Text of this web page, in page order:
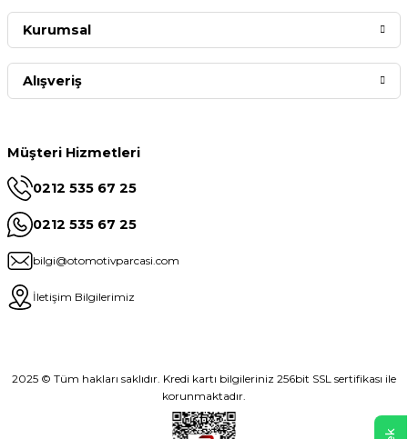
Müşteri Hizmetleri
0212 535 67 25
0212 535 67 25
bilgi@otomotivparcasi.com
İletişim Bilgilerimiz
Kurumsal
Alışveriş
2025 © Tüm hakları saklıdır. Kredi kartı bilgileriniz 256bit SSL sertifikası ile
korunmaktadır.